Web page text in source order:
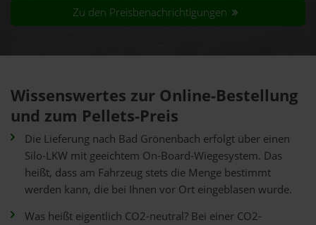
Zu den Preisbenachrichtigungen
Wissenswertes zur Online-Bestellung
und zum Pellets-Preis
Die Lieferung nach Bad Grönenbach erfolgt über einen
Silo-LKW mit geeichtem On-Board-Wiegesystem. Das
heißt, dass am Fahrzeug stets die Menge bestimmt
werden kann, die bei Ihnen vor Ort eingeblasen wurde.
Was heißt eigentlich CO2-neutral? Bei einer CO2-